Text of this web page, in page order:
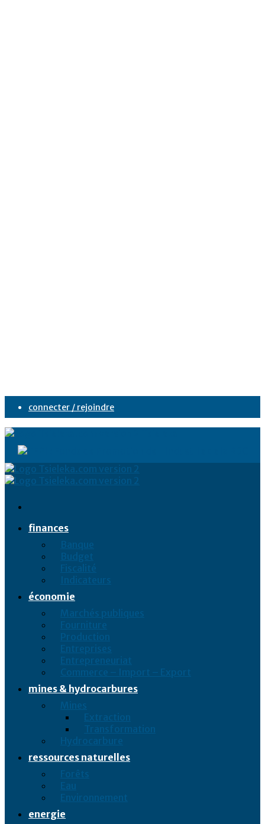
connecter / rejoindre
finances
Banque
Budget
Fiscalité
Indicateurs
économie
Marchés publiques
Fourniture
Production
Entreprises
Entrepreneuriat
Commerce – Import – Export
mines & hydrocarbures
Mines
Extraction
Transformation
Hydrocarbure
ressources naturelles
Forêts
Eau
Environnement
energie